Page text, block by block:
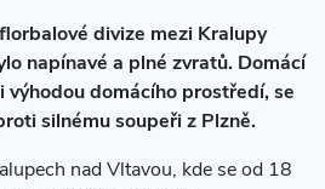
divize mezi Kralupy
napínavé a plné zvratů. Domácí
výhodou domácího prostředí, se
silnému soupeři z Plzně.
nad Vltavou, kde se od 18